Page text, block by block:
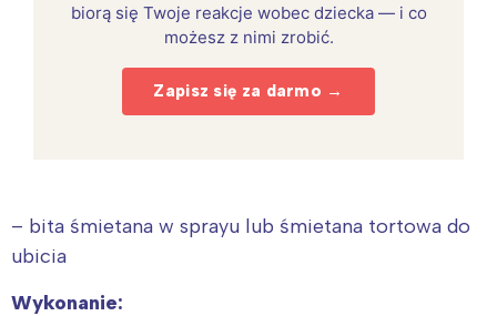
biorą się Twoje reakcje wobec dziecka — i co
możesz z nimi zrobić.
Zapisz się za darmo →
– bita śmietana w sprayu lub śmietana tortowa do
ubicia
Wykonanie: